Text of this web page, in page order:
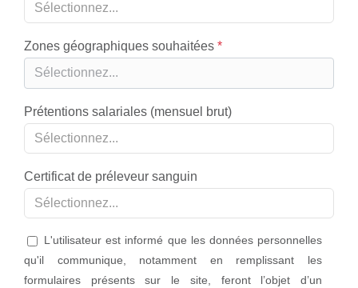
Sélectionnez...
Zones géographiques souhaitées
Prétentions salariales (mensuel brut)
Sélectionnez...
Certificat de préleveur sanguin
Sélectionnez...
L'utilisateur est informé que les données personnelles
qu'il communique, notamment en remplissant les
formulaires présents sur le site, feront l’objet d’un